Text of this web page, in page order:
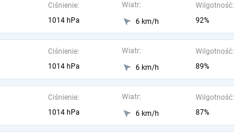
Ciśnienie:
1014 hPa
Wiatr:
6 km/h
Wilgotność:
92%
Ciśnienie:
1014 hPa
Wiatr:
6 km/h
Wilgotność:
89%
Ciśnienie:
1014 hPa
Wiatr:
6 km/h
Wilgotność:
87%